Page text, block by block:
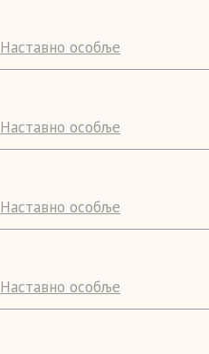
Наставно особље
Наставно особље
Наставно особље
Наставно особље